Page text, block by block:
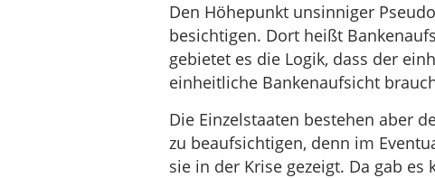
Den Höhepunkt unsinniger
besichtigen. Dort heißt
gebietet es die Logik, dass der
einheitliche Bankenaufsicht
Die Einzelstaaten bestehen aber
zu beaufsichtigen, denn im
sie in der Krise gezeigt. Da gab